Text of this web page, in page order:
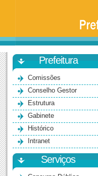
Universidade
São
Paulo
-
BauruPrefeitura
Comissões
Conselho Gestor
Estrutura
Gabinete
Histórico
Intranet
Serviços